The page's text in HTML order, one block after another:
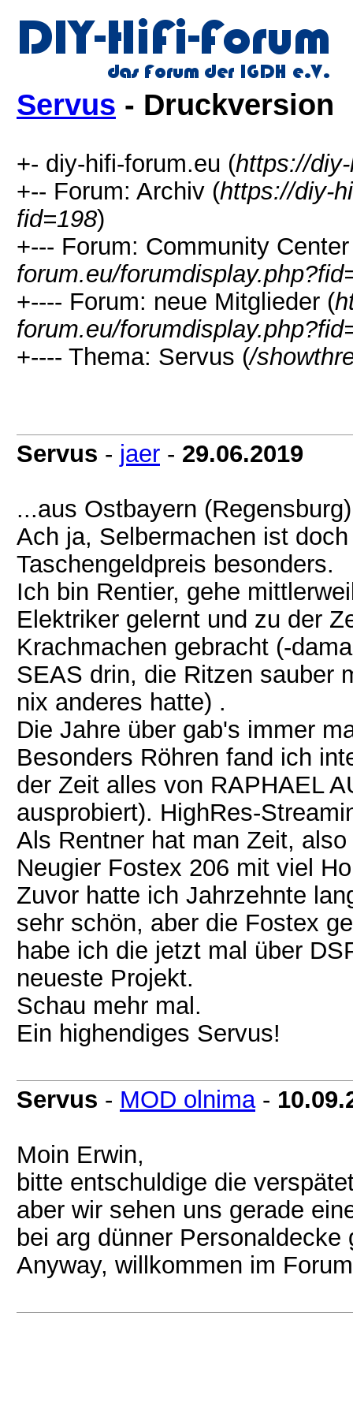
Servus - Druckversion
+- diy-hifi-forum.eu (https://
+-- Forum: Archiv (https://diy-
fid=198)
+--- Forum: Community
forum.eu/
+---- Forum: neue Mitglieder (
forum.eu/
+---- Thema: Servus (/
Servus - jaer - 29.06.2019
...aus Ostbayern
Ach ja, Selbermachen ist
Taschengeldpreis besonders.
Ich bin Rentier, gehe
Elektriker gelernt und zu der
Krachmachen gebracht (-
SEAS drin, die Ritzen sauber
nix anderes hatte) .
Die Jahre über gab's immer
Besonders Röhren fand ich
der Zeit alles von RAPHAEL
ausprobiert). HighRes-
Als Rentner hat man Zeit,
Neugier Fostex 206 mit viel
Zuvor hatte ich Jahrzehnte
sehr schön, aber die Fostex
habe ich die jetzt mal über
neueste Projekt.
Schau mehr mal.
Ein highendiges Servus!
Servus - MOD olnima-
Moin Erwin,
bitte entschuldige die
aber wir sehen uns gerade
bei arg dünner Personaldecke
Anyway, willkommen im